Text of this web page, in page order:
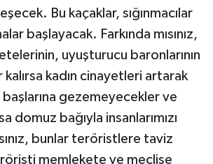
Bu kaçaklar, sığınmacılar
başlayacak. Farkında mısınız,
uyuşturucu baronlarının
kalırsa kadın cinayetleri artarak
gezemeyecekler ve
domuz bağıyla insanlarımızı
bunlar teröristlere taviz
memlekete ve meclise